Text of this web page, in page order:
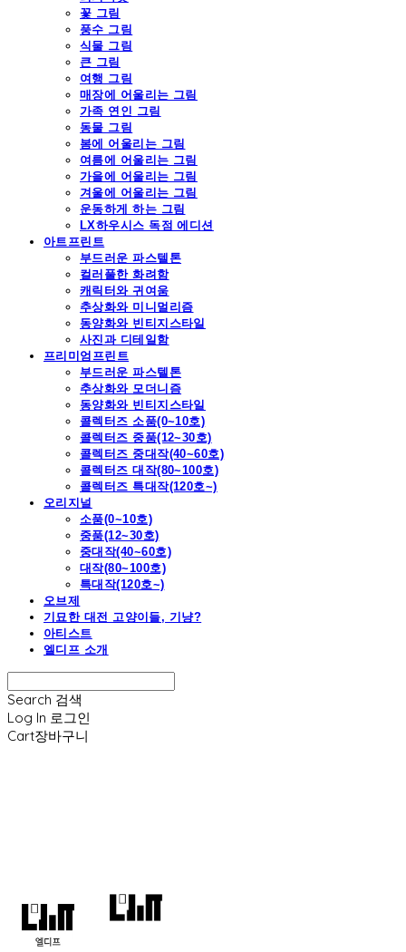
꽃 그림
풍수 그림
식물 그림
큰 그림
여행 그림
매장에 어울리는 그림
가족 연인 그림
동물 그림
봄에 어울리는 그림
여름에 어울리는 그림
가을에 어울리는 그림
겨울에 어울리는 그림
운동하게 하는 그림
LX하우시스 독점 에디션
아트프린트
부드러운 파스텔톤
컬러풀한 화려함
캐릭터와 귀여움
추상화와 미니멀리즘
동양화와 빈티지스타일
사진과 디테일함
프리미엄프린트
부드러운 파스텔톤
추상화와 모더니즘
동양화와 빈티지스타일
콜렉터즈 소품(0~10호)
콜렉터즈 중품(12~30호)
콜렉터즈 중대작(40~60호)
콜렉터즈 대작(80~100호)
콜렉터즈 특대작(120호~)
오리지널
소품(0~10호)
중품(12~30호)
중대작(40~60호)
대작(80~100호)
특대작(120호~)
오브제
기묘한 대전 고양이들, 기냥?
아티스트
엘디프 소개
Search 검색
Log In 로그인
Cart장바구니